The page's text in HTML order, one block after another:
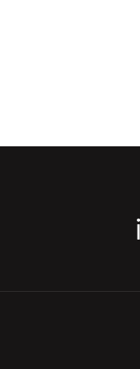
ソリューションの探求